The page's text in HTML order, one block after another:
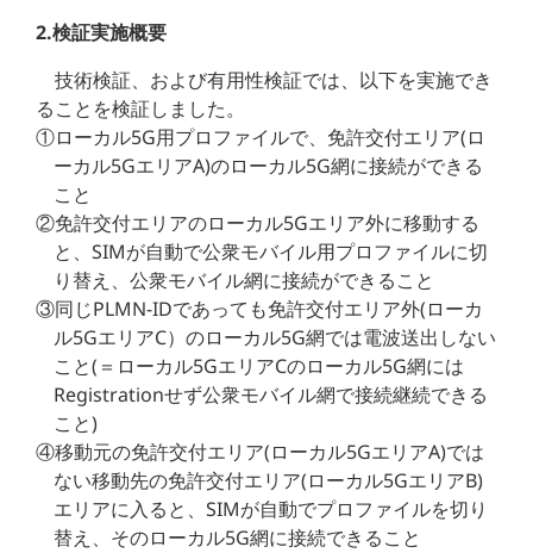
2.検証実施概要
技術検証、および有用性検証では、以下を実施でき
ることを検証しました。
①ローカル5G用プロファイルで、免許交付エリア(ロ
ーカル5GエリアA)のローカル5G網に接続ができる
こと
②免許交付エリアのローカル5Gエリア外に移動する
と、SIMが自動で公衆モバイル用プロファイルに切
り替え、公衆モバイル網に接続ができること
③同じPLMN-IDであっても免許交付エリア外(ローカ
ル5GエリアC）のローカル5G網では電波送出しない
こと(＝ローカル5GエリアCのローカル5G網には
Registrationせず公衆モバイル網で接続継続できる
こと)
④移動元の免許交付エリア(ローカル5GエリアA)では
ない移動先の免許交付エリア(ローカル5GエリアB)
エリアに入ると、SIMが自動でプロファイルを切り
替え、そのローカル5G網に接続できること